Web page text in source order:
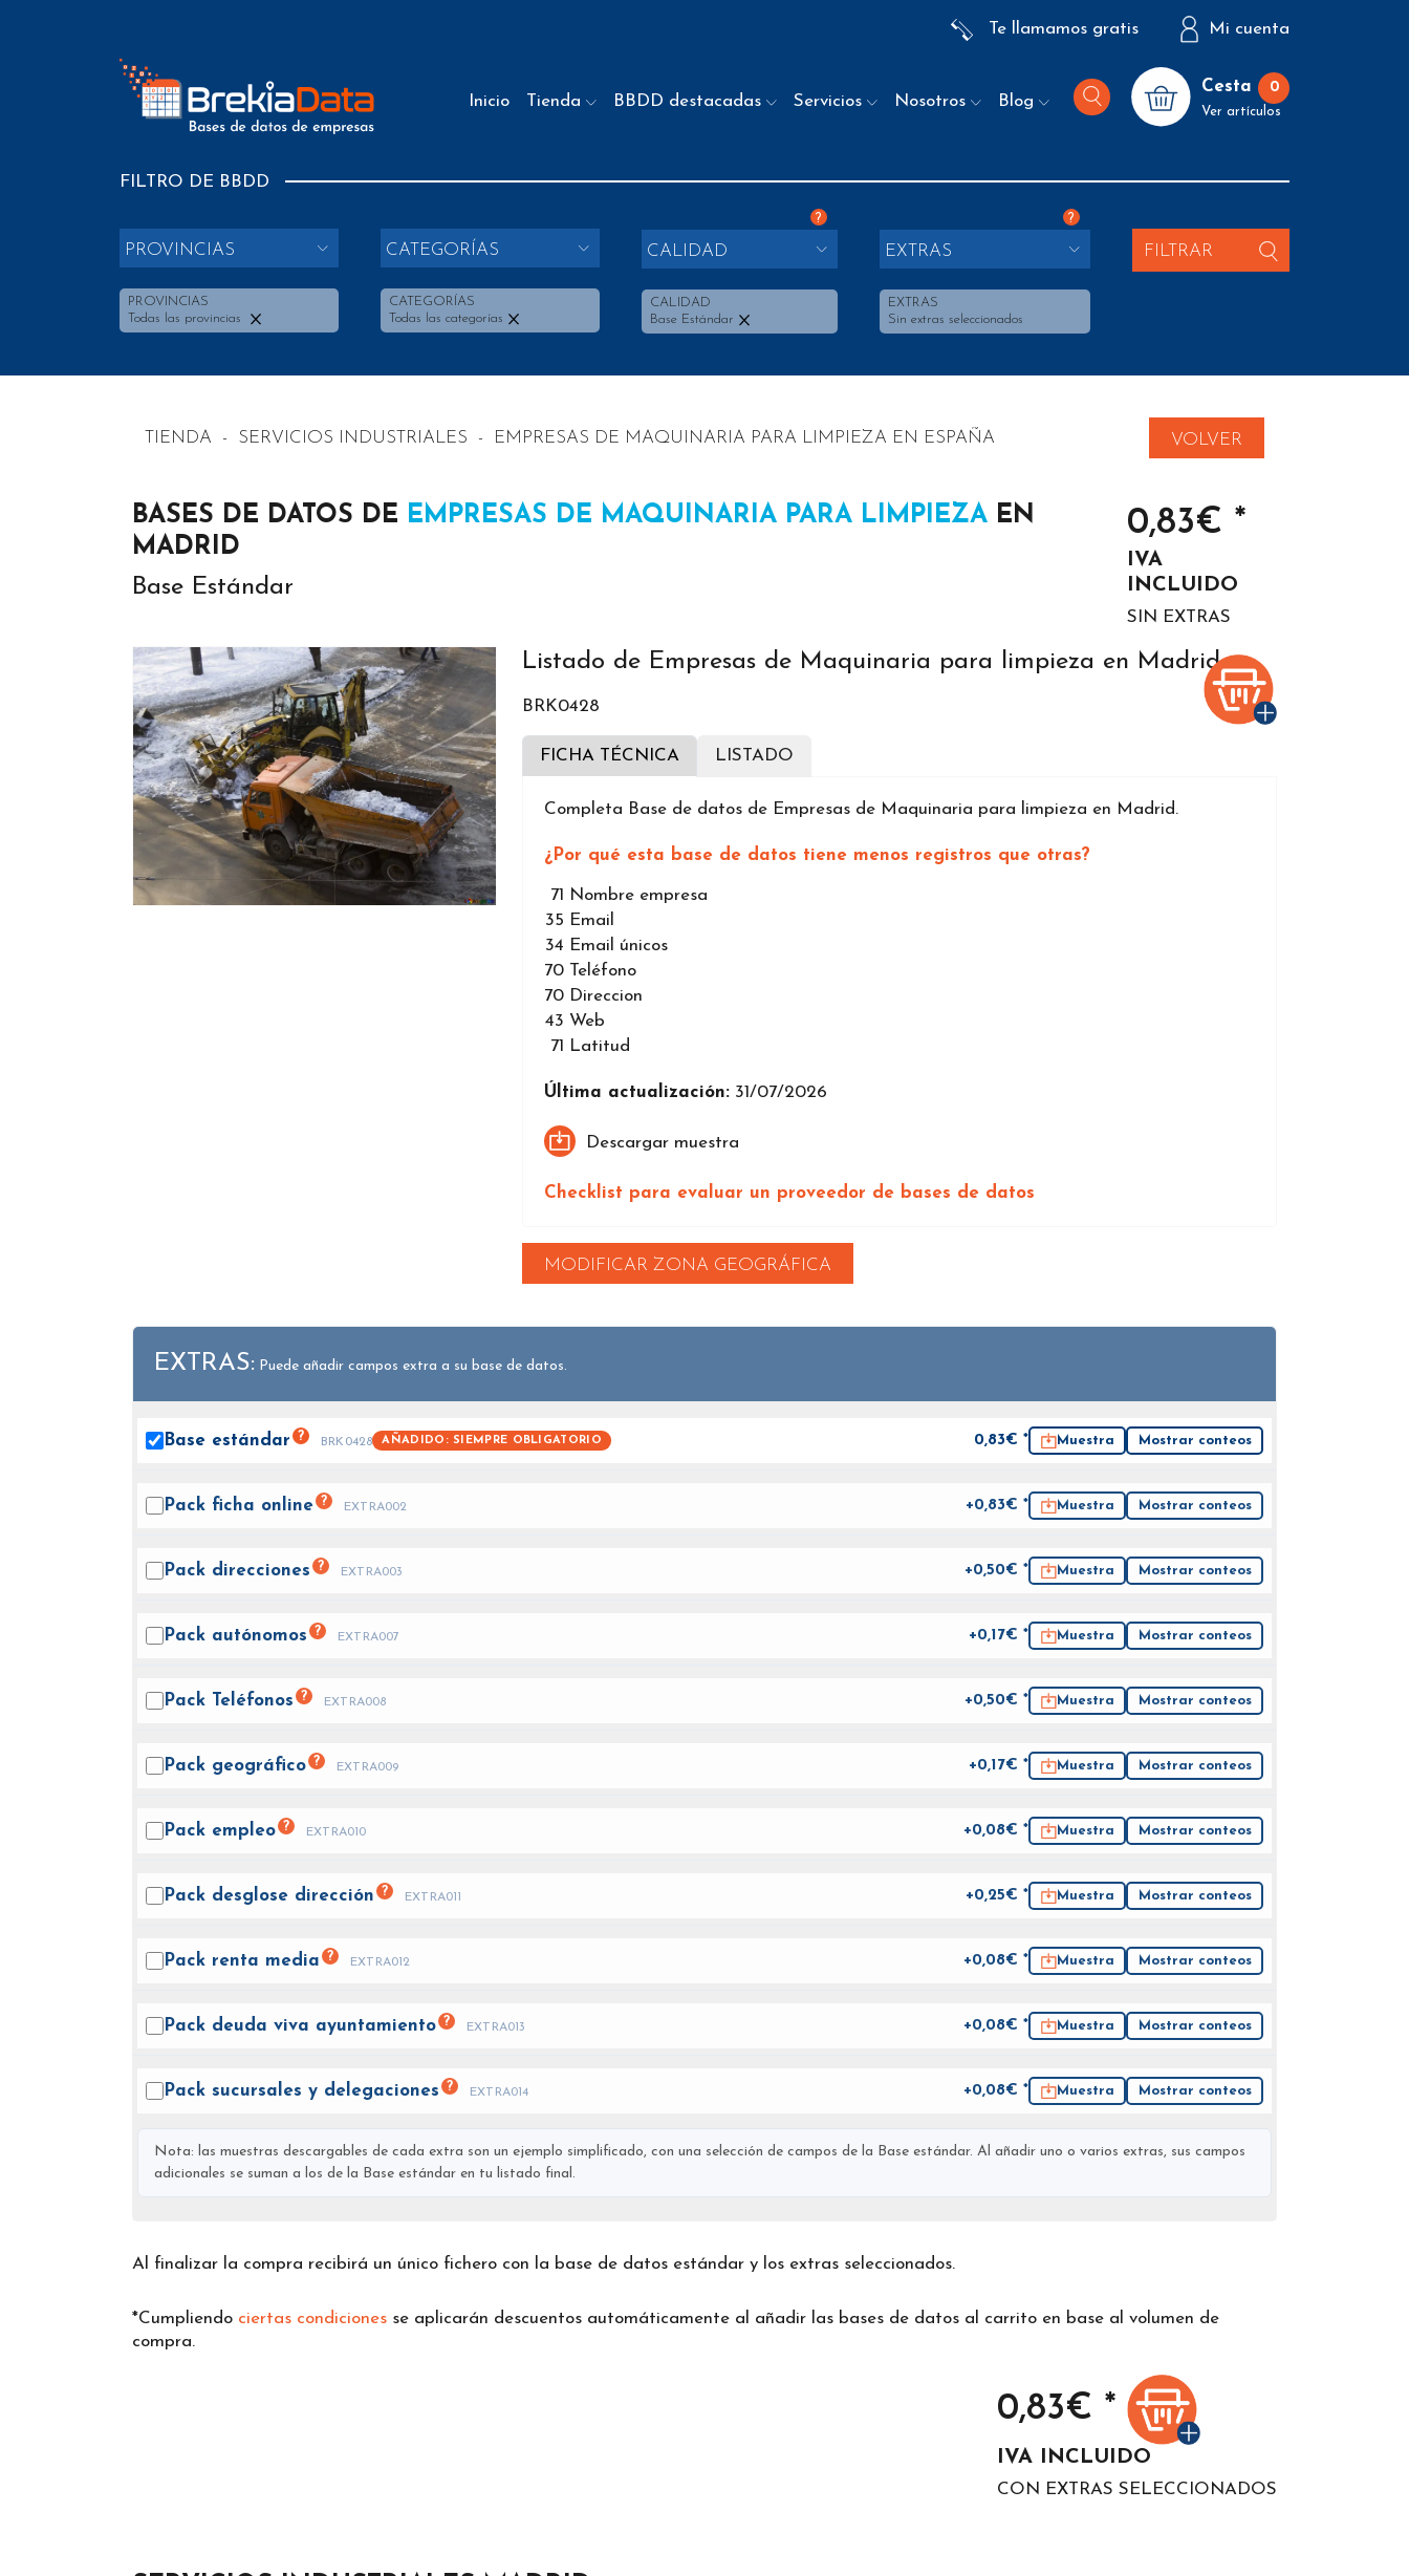
Te llamamos gratis Mi cuenta
Inicio Tienda BBDD destacadas Servicios Nosotros Blog
Cesta 0
Ver artículos
FILTRO DE BBDD
PROVINCIAS
PROVINCIAS
Todas las provincias
CATEGORÍAS
CATEGORÍAS
Todas las categorías
?
CALIDAD
CALIDAD
Base Estándar
?
EXTRAS
EXTRAS
Sin extras seleccionados
FILTRAR
TIENDA - SERVICIOS INDUSTRIALES - EMPRESAS DE MAQUINARIA PARA LIMPIEZA EN ESPAÑA VOLVER
BASES DE DATOS DE EMPRESAS DE MAQUINARIA PARA LIMPIEZA EN
MADRID
Base Estándar
0,83€ *
IVA
INCLUIDO
SIN EXTRAS
Listado de Empresas de Maquinaria para limpieza en Madrid
BRK0428
FICHA TÉCNICA LISTADO
Completa Base de datos de Empresas de Maquinaria para limpieza en Madrid.
¿Por qué esta base de datos tiene menos registros que otras?
71
Nombre empresa
35 Email
34 Email únicos
70 Teléfono
70 Direccion
43 Web
71
Latitud
Última actualización: 31/07/2026
Descargar muestra
Checklist para evaluar un proveedor de bases de datos
MODIFICAR ZONA GEOGRÁFICA
EXTRAS: Puede añadir campos extra a su base de datos.
Base estándar ? BRK0428 AÑADIDO: SIEMPRE OBLIGATORIO 0,83€ * Muestra Mostrar conteos
Pack ficha online ? EXTRA002 +0,83€ * Muestra Mostrar conteos
Pack direcciones ? EXTRA003 +0,50€ * Muestra Mostrar conteos
Pack autónomos ? EXTRA007 +0,17€ * Muestra Mostrar conteos
Pack Teléfonos ? EXTRA008 +0,50€ * Muestra Mostrar conteos
Pack geográfico ? EXTRA009 +0,17€ * Muestra Mostrar conteos
Pack empleo ? EXTRA010 +0,08€ * Muestra Mostrar conteos
Pack desglose dirección ? EXTRA011 +0,25€ * Muestra Mostrar conteos
Pack renta media ? EXTRA012 +0,08€ * Muestra Mostrar conteos
Pack deuda viva ayuntamiento ? EXTRA013 +0,08€ * Muestra Mostrar conteos
Pack sucursales y delegaciones ? EXTRA014 +0,08€ * Muestra Mostrar conteos
Nota: las muestras descargables de cada extra son un ejemplo simplificado, con una selección de campos de la Base estándar. Al añadir uno o varios extras, sus campos
adicionales se suman a los de la Base estándar en tu listado final.
Al finalizar la compra recibirá un único fichero con la base de datos estándar y los extras seleccionados.
*Cumpliendo ciertas condiciones se aplicarán descuentos automáticamente al añadir las bases de datos al carrito en base al volumen de
compra.
0,83€ *
IVA INCLUIDO
CON EXTRAS SELECCIONADOS